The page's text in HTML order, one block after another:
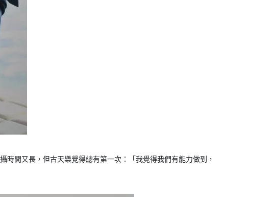
間又長，但古天樂覺得總有第一次：「我覺得我們有能力做到，